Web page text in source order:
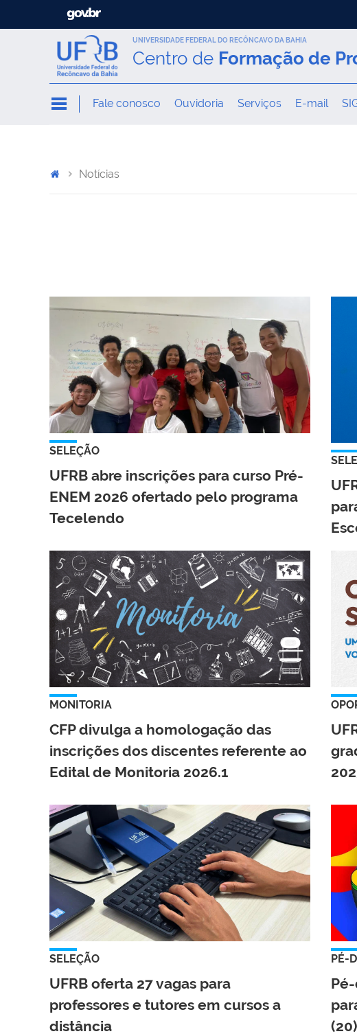
UNIVERSIDADE FEDERAL DO RECÔNCAVO DA BAHIA
Centro de Formação de
Fale conosco Ouvidoria Serviços E-mail
Notícias
SELEÇÃO
UFRB abre inscrições para curso Pré-
ENEM 2026 ofertado pelo programa
Tecelendo
MONITORIA
CFP divulga a homologação das
inscrições dos discentes referente ao
Edital de Monitoria 2026.1
SELEÇÃO
UFRB oferta 27 vagas para
professores e tutores em cursos a
distância
PÉ-
(20)